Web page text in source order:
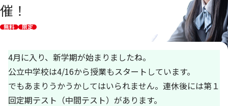
催！
無料 限定
4月に入り、新学期が始まりましたね。
公立中学校は4/16から授業もスタートしています。
でもあまりうかうかしてはいられません。連休後には第１
回定期テスト（中間テスト）があります。